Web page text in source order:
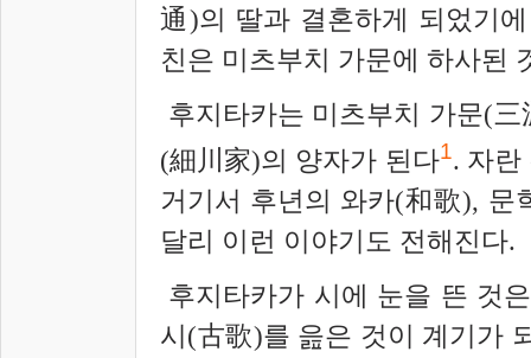
通)의 딸과 결혼하게 되었기
친은 미츠부치 가문에 하사된
후지타카는 미츠부치 가문(
(細川家)의 양자가 된다1. 자란
거기서 후년의 와카(和歌), 문
달리 이런 이야기도 전해진다.
후지타카가 시에 눈을 뜬 것
시(古歌)를 읊은 것이 계기가